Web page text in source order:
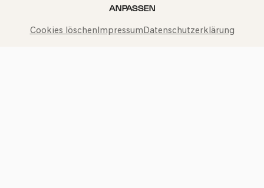
ANPASSEN
Cookies löschenImpressumDatenschutzerklärung
unserenDatenschutzbestimmungen